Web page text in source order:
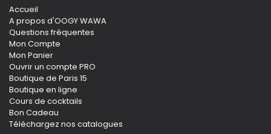
Accueil
A propos d'OOGY WAWA
Questions fréquentes
Mon Compte
Mon Panier
Ouvrir un compte PRO
Boutique de Paris 15
Boutique en ligne
Cours de cocktails
Bon Cadeau
Téléchargez nos catalogues